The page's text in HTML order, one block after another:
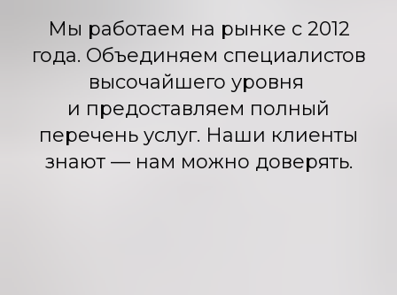
Мы работаем на рынке с 2012
года. Объединяем специалистов
высочайшего уровня
и предоставляем полный
перечень услуг. Наши клиенты
знают — нам можно доверять.